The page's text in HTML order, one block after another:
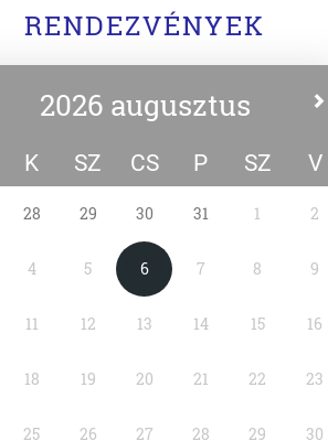
RENDEZVÉNYEK
2026 augusztus
K SZ CS P SZ V
28 29 30 31 1 2
4 5 6 7 8 9
11 12 13 14 15 16
18 19 20 21 22 23
25 26 27 28 29 30